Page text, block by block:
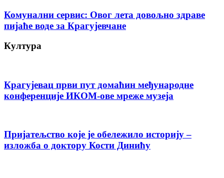
Комунални сервис: Овог лета довољно здраве
пијаће воде за Крагујевчане
Култура
Крагујевац први пут домаћин међународне
конференције ИКОМ-ове мреже музеја
Пријатељство које је обележило историју –
изложба о доктору Кости Динићу